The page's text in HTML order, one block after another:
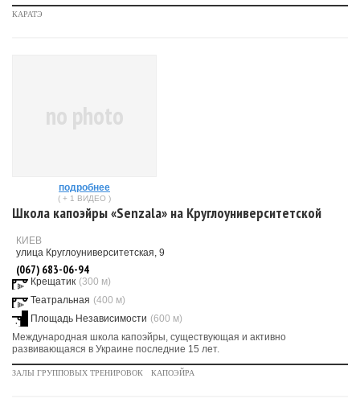
КАРАТЭ
no photo
подробнее
( + 1 ВИДЕО )
Школа капоэйры «Senzala» на Круглоуниверситетской
КИЕВ
улица Круглоуниверситетская, 9
(067) 683-06-94
Крещатик (300 м)
Театральная (400 м)
Площадь Независимости (600 м)
Международная школа капоэйры, существующая и активно
развивающаяся в Украине последние 15 лет.
ЗАЛЫ ГРУППОВЫХ ТРЕНИРОВОК КАПОЭЙРА